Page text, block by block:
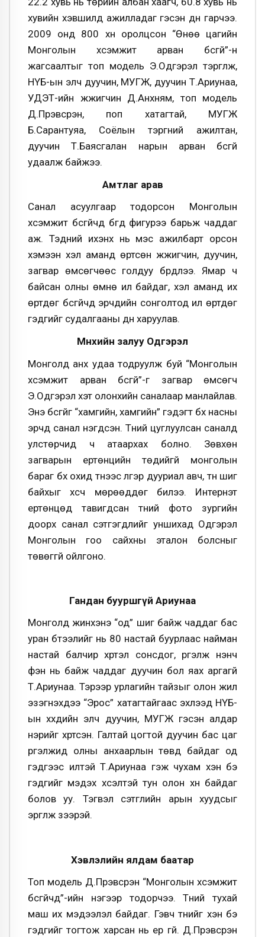
хувийн хэвшилд ажилладаг гэсэн дүн гарчээ.
2009 онд 800 хүн оролцсон “Өнөө цагийн
Монголын хүсэмжит арван бүсгүй”-н
жагсаалтыг топ модель Э.Одгэрэл тэргүүлж,
НҮБ-ын элч дуучин, МУГЖ, дуучин Т.Ариунаа,
УДЭТ-ийн жүжигчин Д.Анхням, топ модель
Д.Пүрэвсүрэн, поп хатагтай, МУГЖ
Б.Сарантуяа, Соёлын тэргүүний ажилтан,
дуучин Т.Баясгалан нарын арван бүсгүй
удаалж байжээ.
Амтлаг арав
Санал асуулгаар тодорсон Монголын
хүсэмжит бүсгүйчүүд бүгд фигурээ барьж чаддаг
аж. Тэдний ихэнх нь мэс ажилбарт орсон
хэмээн хэл аманд өртсөн жүжигчин, дуучин,
загвар өмсөгчөөс голдуу бүрдлээ. Ямар ч
байсан олны өмнө ил байдаг, хэл аманд их
өртдөг бүсгүйчүүд эрчүүдийн сонголтод илүү өртдөг
гэдгийг судалгааны дүн харуулав.
Мөнхийн залуу Одгэрэл
Монголд анх удаа тодруулж буй “Монголын
хүсэмжит арван бүсгүй”-г загвар өмсөгч
Э.Одгэрэл хэт олонхийн саналаар манлайлав.
Энэ бүсгүйг “хамгийн, хамгийн” гэдэгт бүх насны
эрчүүд санал нэгдсэн. Түүний цуглуулсан саналд
улстөрчид ч атаархах болно. Зөвхөн
загварын ертөнцийн төдийгүй монголын
бараг бүх охид түүнээс үлгэр дууриал авч, түүн шиг
байхыг хүсч мөрөөддөг билээ. Интернэт
ертөнцөд тавигдсан түүний фото зургийн
доорх санал сэтгэгдлийг уншихад Одгэрэл
Монголын гоо сайхны эталон болсныг
төвөггүй ойлгоно.
Гандан бууршгүй Ариунаа
Монголд жинхэнэ “од” шиг байж чаддаг бас
уран бүтээлийг нь 80 настай буурлаас найман
настай балчир хүртэл сонсдог, үргэлж үнэнч
фэн нь байж чаддаг дуучин бол яах аргагүй
Т.Ариунаа. Тэрээр урлагийн тайзыг олон жил
эзэгнэхдээ “Эрос” хатагтайгаас эхлээд НҮБ-
ын хүүхдийн элч дуучин, МУГЖ гэсэн алдар
нэрийг хүртсэн. Галтай цогтой дуучин бас цаг
үргэлжид олны анхаарлын төвд байдаг од
гэдгээс илүүтэй Т.Ариунаа гэж чухам хэн бэ
гэдгийг мэдэх хүсэлтэй тун олон хүн байдаг
болов уу. Тэгвэл сэтгүүлийн арын хуудсыг
эргүүлж үзээрэй.
Хэвлэлийн ялдам баатар
Топ модель Д.Пүрэвсүрэн “Монголын хүсэмжит
бүсгүйчүүд”-ийн нэгээр тодорчээ. Түүний тухай
маш их мэдээлэл байдаг. Гэвч түүнийг хэн бэ
гэдгийг тогтож харсан нь ер үгүй. Д.Пүрэвсүрэн